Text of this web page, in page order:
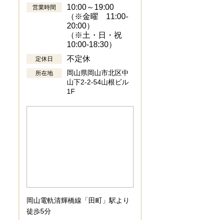
営業時間
10:00～19:00
（※金曜 11:00-
20:00）
（※土・日・祝
10:00-18:30）
定休日 不定休
所在地
岡山県岡山市北区中
山下2-2-54山根ビル
1F
岡山電軌清輝橋線「田町」駅より
徒歩5分